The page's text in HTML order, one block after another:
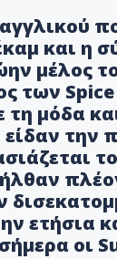
και η
μέλος
των
τη μόδα
είδαν την
ετήσια
οι